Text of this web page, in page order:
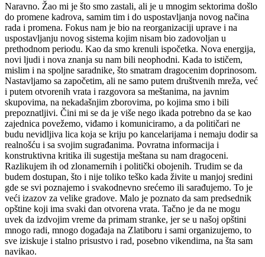
Naravno. Žao mi je što smo zastali, ali je u mnogim sektorima došlo
do promene kadrova, samim tim i do uspostavljanja novog načina
rada i promena. Fokus nam je bio na reorganizaciji uprave i na
uspostavljanju novog sistema kojim nisam bio zadovoljan u
prethodnom periodu. Kao da smo krenuli ispočetka. Nova energija,
novi ljudi i nova znanja su nam bili neophodni. Kada to ističem,
mislim i na spoljne saradnike, što smatram dragocenim doprinosom.
Nastavljamo sa započetim, ali ne samo putem društvenih mreža, već
i putem otvorenih vrata i razgovora sa meštanima, na javnim
skupovima, na nekadašnjim zborovima, po kojima smo i bili
prepoznatljivi. Čini mi se da je više nego ikada potrebno da se kao
zajednica povežemo, viđamo i komuniciramo, a da političari ne
budu nevidljiva lica koja se kriju po kancelarijama i nemaju dodir sa
realnošću i sa svojim sugrađanima. Povratna informacija i
konstruktivna kritika ili sugestija meštana su nam dragoceni.
Razlikujem ih od zlonamernih i politički obojenih. Trudim se da
budem dostupan, što i nije toliko teško kada živite u manjoj sredini
gde se svi poznajemo i svakodnevno srećemo ili sarađujemo. To je
veći izazov za velike gradove. Malo je poznato da sam predsednik
opštine koji ima svaki dan otvorena vrata. Tačno je da ne mogu
uvek da izdvojim vreme da primam stranke, jer se u našoj opštini
mnogo radi, mnogo događaja na Zlatiboru i sami organizujemo, to
sve iziskuje i stalno prisustvo i rad, posebno vikendima, na šta sam
navikao.